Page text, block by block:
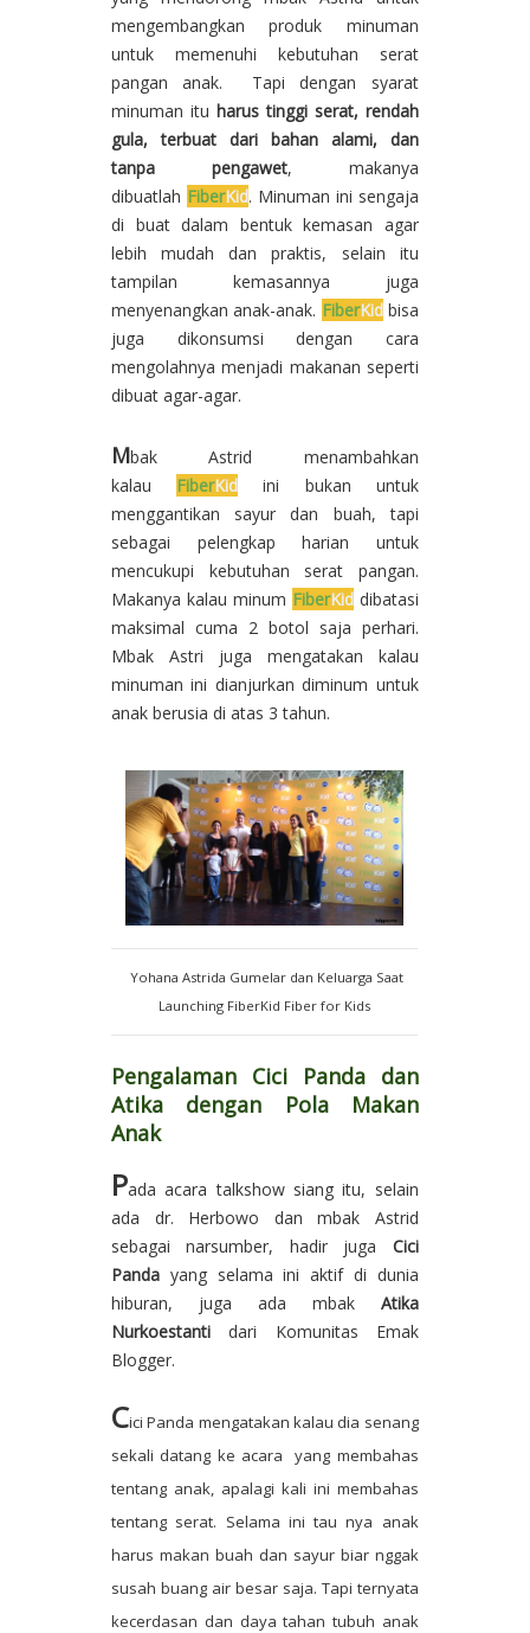
mengembangkan produk minuman
untuk memenuhi kebutuhan serat
pangan anak. Tapi dengan syarat
minuman itu harus tinggi serat, rendah
gula, terbuat dari bahan alami, dan
tanpa pengawet, makanya
dibuatlah FiberKid. Minuman ini sengaja
di buat dalam bentuk kemasan agar
lebih mudah dan praktis, selain itu
tampilan kemasannya juga
menyenangkan anak-anak. FiberKidbisa
juga dikonsumsi dengan cara
mengolahnya menjadi makanan seperti
dibuat agar-agar.
Mbak Astrid menambahkan
kalau FiberKid ini bukan untuk
menggantikan sayur dan buah, tapi
sebagai pelengkap harian untuk
mencukupi kebutuhan serat pangan.
Makanya kalau minum FiberKiddibatasi
maksimal cuma 2 botol saja perhari.
Mbak Astri juga mengatakan kalau
minuman ini dianjurkan diminum untuk
anak berusia di atas 3 tahun.
Yohana Astrida Gumelar dan Keluarga Saat
Launching FiberKid Fiber for Kids
Pengalaman Cici Panda dan
Atika dengan Pola Makan
Anak
Pada acara talkshow siang itu, selain
ada dr. Herbowo dan mbak Astrid
sebagai narsumber, hadir juga Cici
Panda yang selama ini aktif di dunia
hiburan, juga ada mbak Atika
Nurkoestantidari Komunitas Emak
Blogger.
Cici Panda mengatakan kalau dia senang
sekali datang ke acara yang membahas
tentang anak, apalagi kali ini membahas
tentang serat. Selama ini tau nya anak
harus makan buah dan sayur biar nggak
susah buang air besar saja. Tapi ternyata
kecerdasan dan daya tahan tubuh anak